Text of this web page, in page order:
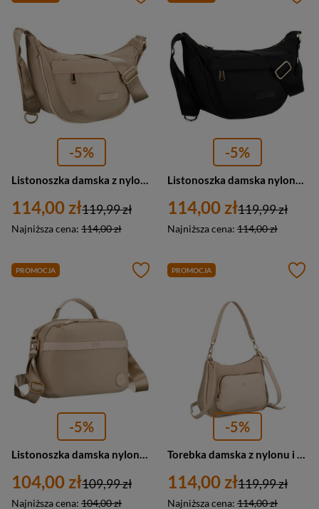
-5%
114,00 zł
Najniższa cena: 114,00 zł
119,99 zł
-5%
114,00 zł
Najniższa cena: 114,00 zł
119,99 zł
PROMOCJA
-5%
Listonoszka damska nylonowa jednokomorowa Peterson JN-13 mała beżowa z suwakiem
104,00 zł
Najniższa cena: 104,00 zł
109,99 zł
PROMOCJA
-5%
Torebka damska z nylonu i ze skóry ekologicznej listonoszka Peterson JN-16 mała beżowa
114,00 zł
Najniższa cena: 114,00 zł
119,99 zł